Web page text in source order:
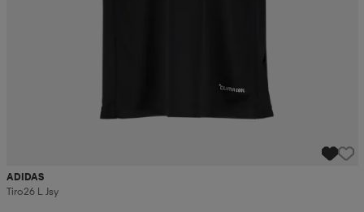
ADIDAS
Tiro26 L Jsy